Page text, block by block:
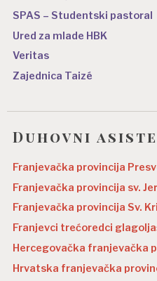
SPAS – Studentski pastoral
Ured za mlade HBK
Veritas
Zajednica Taizé
Duhovni
Franjevačka provincija
Franjevačka provincija sv.
Franjevačka provincija Sv.
Franjevci trećoredci
Hercegovačka franjevačka
Hrvatska franjevačka